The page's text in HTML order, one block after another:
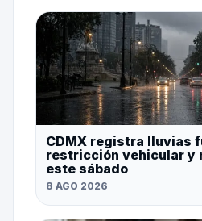
CDMX registra lluvias
restricción vehicular y
este sábado
8 AGO 2026